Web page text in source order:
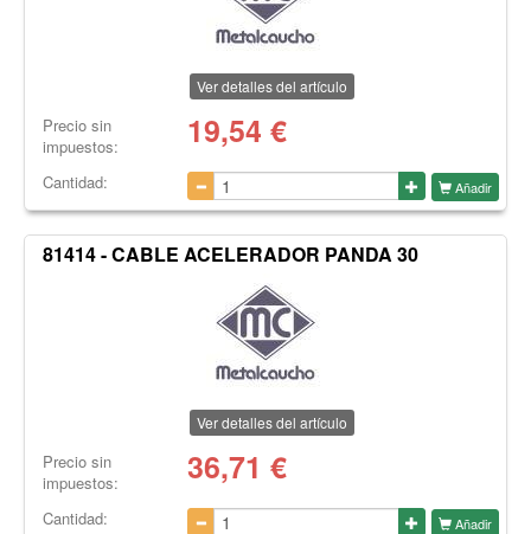
Ver detalles del artículo
Precio sin
impuestos:
19,54 €
Cantidad: Añadir
81414 - CABLE ACELERADOR PANDA 30
Ver detalles del artículo
Precio sin
impuestos:
36,71 €
Cantidad: Añadir